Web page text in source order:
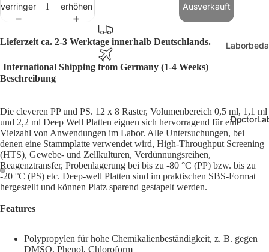
+121°C)
28 x 12
33 x 14
36 x 14
67 x 25
Form
Pipetten
verringern
erhöhen
Ausverkauft
Lieferzeit ca. 2-3 Werktage innerhalb Deutschlands.
International Shipping from Germany (1-4 Weeks)
Beschreibung
Die cleveren PP und PS. 12 x 8 Raster, Volumenbereich 0,5 ml, 1,1 ml
und 2,2 ml Deep Well Platten eignen sich hervorragend für eine
Vielzahl von Anwendungen im Labor. Alle Untersuchungen, bei
denen eine Stammplatte verwendet wird, High-Throughput Screening
(HTS), Gewebe- und Zellkulturen, Verdünnungsreihen,
Reagenztransfer, Probenlagerung bei bis zu -80 °C (PP) bzw. bis zu
-20 °C (PS) etc. Deep-well Platten sind im praktischen SBS-Format
hergestellt und können Platz sparend gestapelt werden.
Features
Polypropylen für hohe Chemikalienbeständigkeit, z. B. gegen
DMSO, Phenol, Chloroform